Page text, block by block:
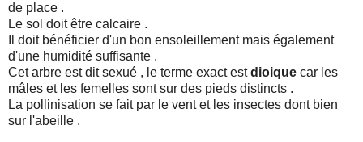
de place .
Le sol doit être calcaire .
Il doit bénéficier d'un bon ensoleillement mais également
d'une humidité suffisante .
Cet arbre est dit sexué , le terme exact estdioique car les
mâles et les femelles sont sur des pieds distincts .
La pollinisation se fait par le vent et les insectes dont bien
sur l'abeille .